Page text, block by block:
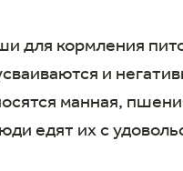
для кормления
и
манная,
едят их с